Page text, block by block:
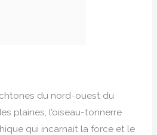
du nord-ouest du
plaines, l’oiseau-tonnerre
qui incarnait la force et le